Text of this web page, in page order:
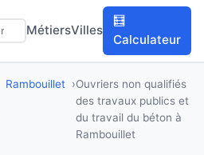
MétiersVilles
🧮
Calculateur
Rambouillet
Ouvriers non qualifiés
des travaux publics et
du travail du béton à
Rambouillet